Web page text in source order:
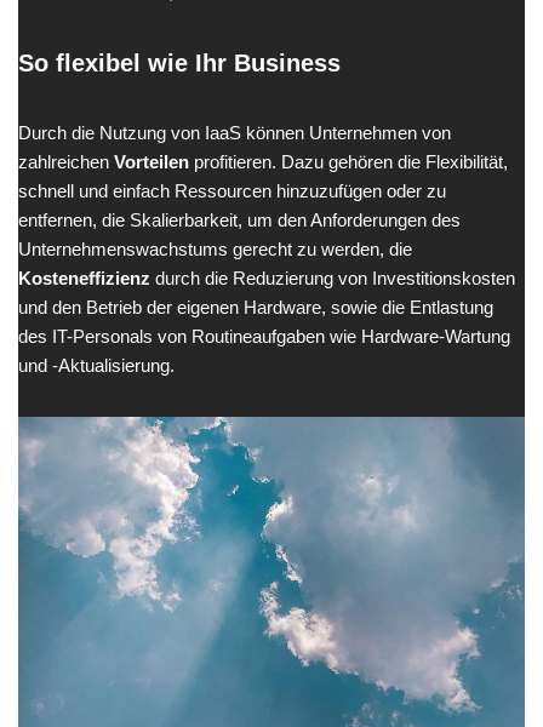
So flexibel wie Ihr Business
Durch die Nutzung von IaaS können Unternehmen von
zahlreichen Vorteilen profitieren. Dazu gehören die Flexibilität,
schnell und einfach Ressourcen hinzuzufügen oder zu
entfernen, die Skalierbarkeit, um den Anforderungen des
Unternehmenswachstums gerecht zu werden, die
Kosteneffizienz durch die Reduzierung von Investitionskosten
und den Betrieb der eigenen Hardware, sowie die Entlastung
des IT-Personals von Routineaufgaben wie Hardware-Wartung
und -Aktualisierung.